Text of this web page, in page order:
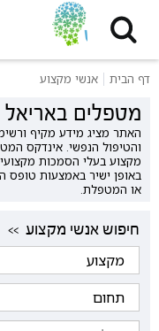
דף הבית אנשי מקצוע
מטפלים באריאל
האתר מציג מידע מקיף
והטיפול הנפשי. אינדקס
מקצוע בעלי הסמכות
באופן ישיר באמצעות טופס
או המטפלת.
<< חיפוש אנשי מקצוע